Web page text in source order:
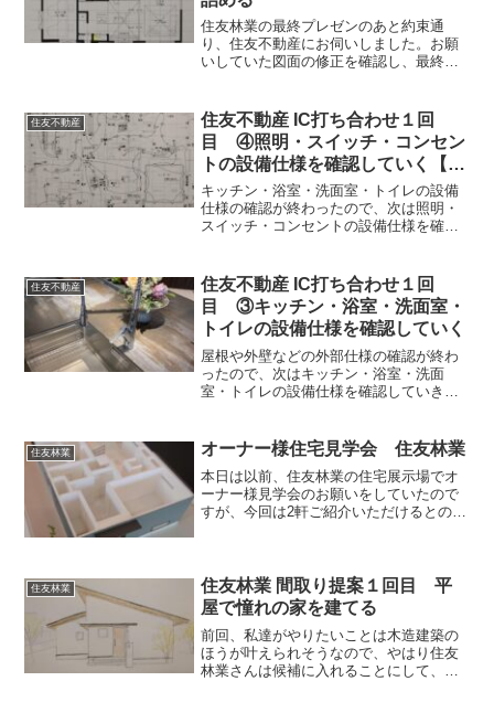
住友林業の最終プレゼンのあと約束通
り、住友不動産にお伺いしました。お願
いしていた図面の修正を確認し、最終見
住友不動産
住友不動産 IC打ち合わせ１回
目 ④照明・スイッチ・コンセン
トの設備仕様を確認していく【照
明編】
キッチン・浴室・洗面室・トイレの設備
仕様の確認が終わったので、次は照明・
スイッチ・コンセントの設備仕様を確認
何度かやりとりをして修正を繰り返しま
した。
住友不動産
住友不動産 IC打ち合わせ１回
目 ③キッチン・浴室・洗面室・
トイレの設備仕様を確認していく
屋根や外壁などの外部仕様の確認が終わ
ったので、次はキッチン・浴室・洗面
室・トイレの設備仕様を確認していきま
オリジナルキッチン、住友不動産オリジ
ナル洗面台を。浴室は積水ホームテク
ノ、トイレはパナソニックを選びまし
た。
住友林業 オーナー様住宅見学会 住友林業
本日は以前、住友林業の住宅展示場でオ
ーナー様見学会のお願いをしていたので
すが、今回は2軒ご紹介いただけるとのこ
住友林業
住友林業 間取り提案１回目 平
屋で憧れの家を建てる
前回、私達がやりたいことは木造建築の
ほうが叶えられそうなので、やはり住友
林業さんは候補に入れることにして、間